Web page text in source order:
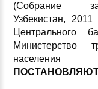
(Собрание
Узбекистан,
Центрального
Министерство
населения